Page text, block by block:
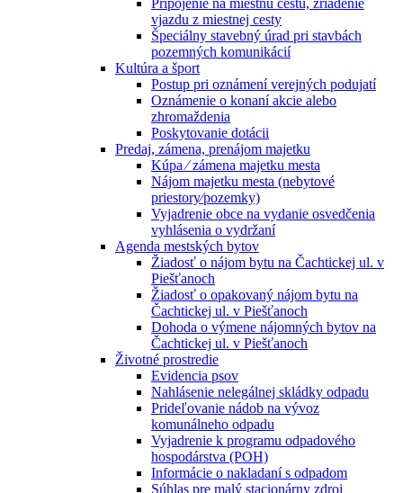
Pripojenie na miestnu cestu, zriadenie
vjazdu z miestnej cesty
Špeciálny stavebný úrad pri stavbách
pozemných komunikácií
Kultúra a šport
Postup pri oznámení verejných podujatí
Oznámenie o konaní akcie alebo
zhromaždenia
Poskytovanie dotácii
Predaj, zámena, prenájom majetku
Kúpa ⁄ zámena majetku mesta
Nájom majetku mesta (nebytové
priestory⁄pozemky)
Vyjadrenie obce na vydanie osvedčenia
vyhlásenia o vydržaní
Agenda mestských bytov
Žiadosť o nájom bytu na Čachtickej ul. v
Piešťanoch
Žiadosť o opakovaný nájom bytu na
Čachtickej ul. v Piešťanoch
Dohoda o výmene nájomných bytov na
Čachtickej ul. v Piešťanoch
Životné prostredie
Evidencia psov
Nahlásenie nelegálnej skládky odpadu
Prideľovanie nádob na vývoz
komunálneho odpadu
Vyjadrenie k programu odpadového
hospodárstva (POH)
Informácie o nakladaní s odpadom
Súhlas pre malý stacionárny zdroj